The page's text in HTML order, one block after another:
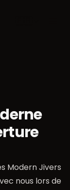
Modern Jivers
nous lors de